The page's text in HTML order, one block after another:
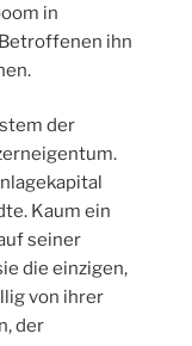
in
ihn
der
Kaum ein
seiner
die einzigen,
von ihrer
der